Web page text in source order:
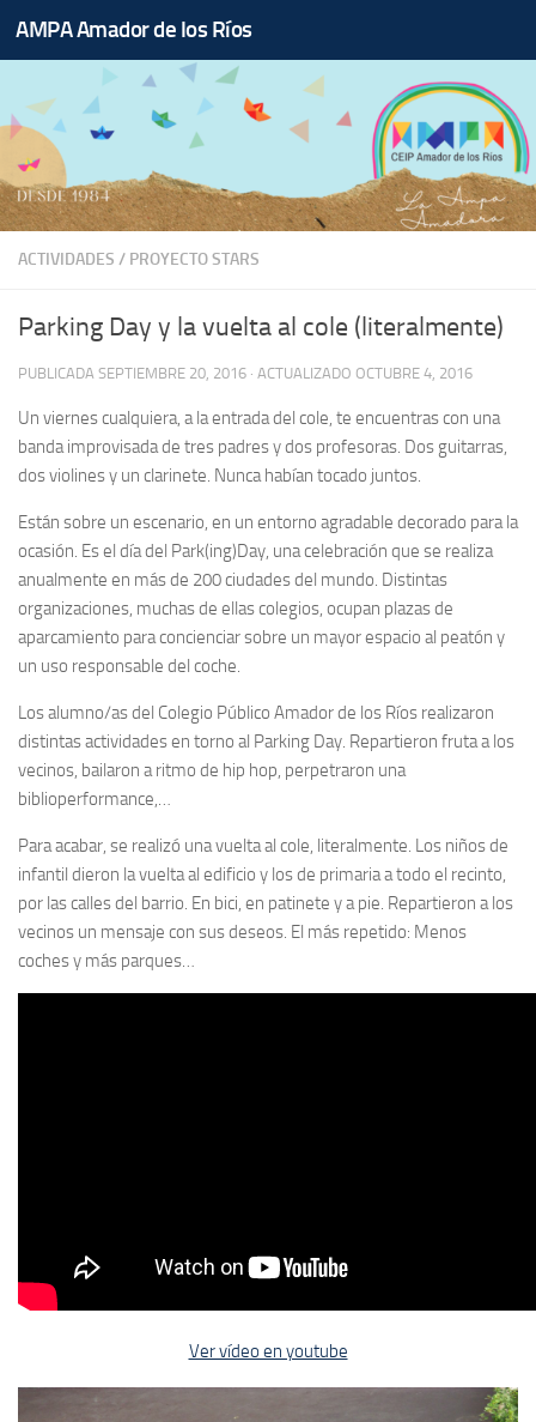
Saltar al contenido
AMPA Amador de los Ríos
ACTIVIDADES / PROYECTO STARS
Parking Day y la vuelta al cole (literalmente)
PUBLICADA SEPTIEMBRE 20, 2016 · ACTUALIZADO OCTUBRE 4, 2016
Un viernes cualquiera, a la entrada del cole, te encuentras con una
banda improvisada de tres padres y dos profesoras. Dos guitarras,
dos violines y un clarinete. Nunca habían tocado juntos.
Están sobre un escenario, en un entorno agradable decorado para la
ocasión. Es el día del Park(ing)Day, una celebración que se realiza
anualmente en más de 200 ciudades del mundo. Distintas
organizaciones, muchas de ellas colegios, ocupan plazas de
aparcamiento para concienciar sobre un mayor espacio al peatón y
un uso responsable del coche.
Los alumno/as del Colegio Público Amador de los Ríos realizaron
distintas actividades en torno al Parking Day. Repartieron fruta a los
vecinos, bailaron a ritmo de hip hop, perpetraron una
biblioperformance,…
Para acabar, se realizó una vuelta al cole, literalmente. Los niños de
infantil dieron la vuelta al edificio y los de primaria a todo el recinto,
por las calles del barrio. En bici, en patinete y a pie. Repartieron a los
vecinos un mensaje con sus deseos. El más repetido: Menos
coches y más parques…
Ver vídeo en youtube